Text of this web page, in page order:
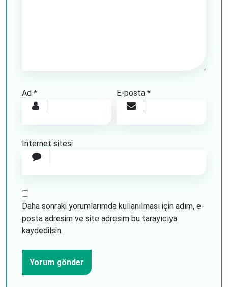
Ad * E-posta*
İnternet sitesi
Daha sonraki yorumlarımda kullanılması için adım, e-
posta adresim ve site adresim bu tarayıcıya
kaydedilsin.